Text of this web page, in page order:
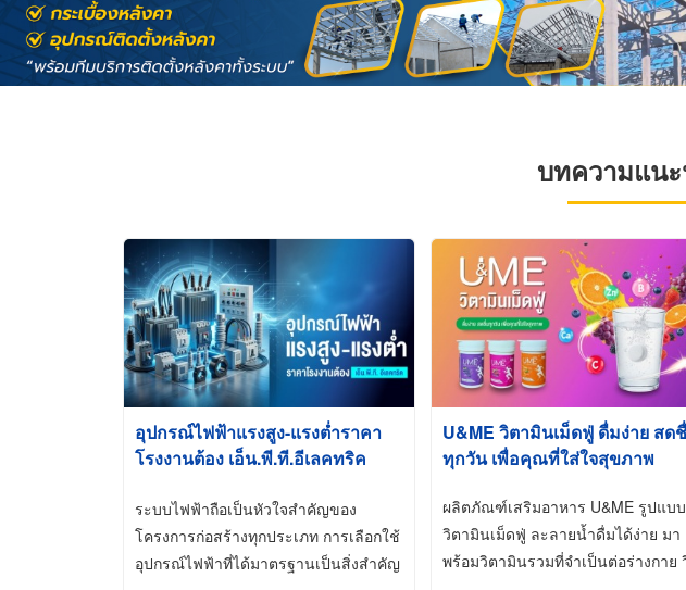
บทความแน
อุปกรณ์ไฟฟ้าแรงสูง-แรงต่ำราคา
โรงงานต้อง เอ็น.พี.ที.อีเลคทริค
ระบบไฟฟ้าถือเป็นหัวใจสำคัญของ
โครงการก่อสร้างทุกประเภท การเลือกใช้
อุปกรณ์ไฟฟ้าที่ได้มาตรฐานเป็นสิ่งสำคัญ
U&ME วิตามินเม็ดฟู่ ดื่มง่าย สด
ทุกวัน เพื่อคุณที่ใส่ใจสุขภาพ
ผลิตภัณฑ์เสริมอาหาร U&ME รูปแบบ
วิตามินเม็ดฟู่ ละลายน้ำดื่มได้ง่าย มา
พร้อมวิตามินรวมที่จำเป็นต่อร่างกาย